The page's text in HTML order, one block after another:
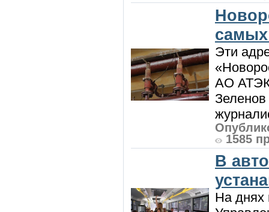
Эти
АО АТЭК
Зеленов
1585
В
На днях